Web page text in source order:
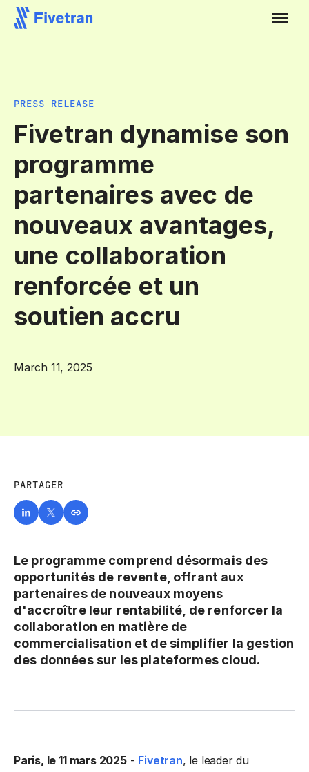
PRESS RELEASE
Fivetran dynamise son
programme
partenaires avec de
nouveaux avantages,
une collaboration
renforcée et un
soutien accru
March 11, 2025
PARTAGER
Le programme comprend désormais des
opportunités de revente, offrant aux
partenaires de nouveaux moyens
d'accroître leur rentabilité, de renforcer la
collaboration en matière de
commercialisation et de simplifier la gestion
des données sur les plateformes cloud.
Paris, le 11 mars 2025- Fivetran, le leader du